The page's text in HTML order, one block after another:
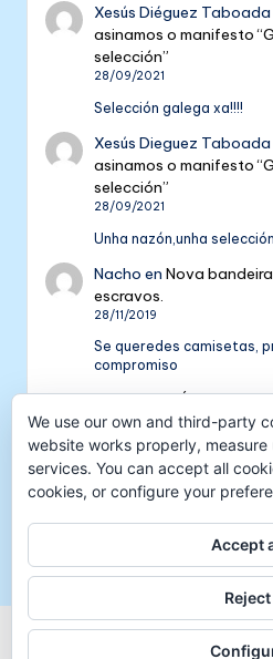
Xesús Diéguez Taboada
asinamos o manifesto
selección”
28/09/2021
Selección galega xa!!!!
Xesús Dieguez Taboada
asinamos o manifesto
selección”
28/09/2021
Unha nazón,unha
Nacho enNova
escravos.
28/11/2019
Se queredes camisetas,
compromiso
Colectivo NÓS: 5 anos
| Colectivo NósenV
NÓS
16/09/2018
[…] mil tempadas máis. E
We use our own and third-party
website works properly,
services. You can accept all
cookies, or configure your
Accept
Reject